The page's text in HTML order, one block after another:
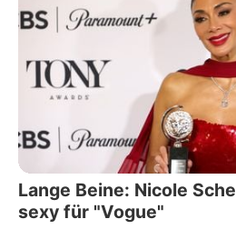
Lange Beine: Nicole
sexy für "Vogue"